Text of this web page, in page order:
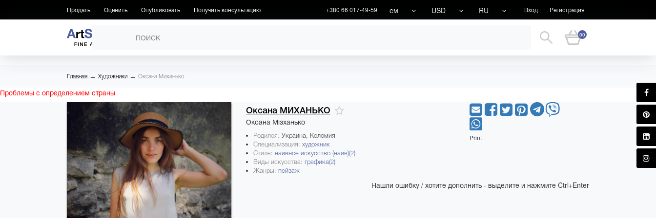
Продать Оценить Опубликовать Получить консультацию Вход Регистрация
+380 66 017-49-59 см USD RU
00
ПРОИЗВЕДЕНИЯ
Главная → Художники → Оксана Миханько
Проблемы с определением страны
Оксана МИХАНЬКО
Оксана Мізханько
Родился: Украина, Коломия
Специализация: художник
Стиль: наивное искусство (наив)(2)
Виды искусства: графика(2)
Жанры: пейзаж
Print
Нашли ошибку / хотите дополнить - выделите и нажмите Ctrl+Enter